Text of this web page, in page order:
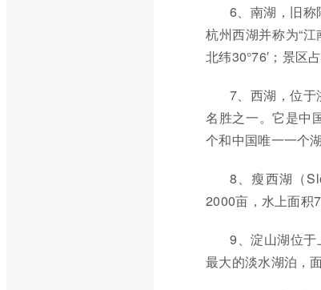
6、南湖，旧
杭州西湖并称为“
北纬30°76′；景区
7、西湖，位
名胜之一。它是中
个和中国唯一一个
8、瘦西湖（
2000亩，水上面积
9、淀山湖位于
最大的淡水湖泊，